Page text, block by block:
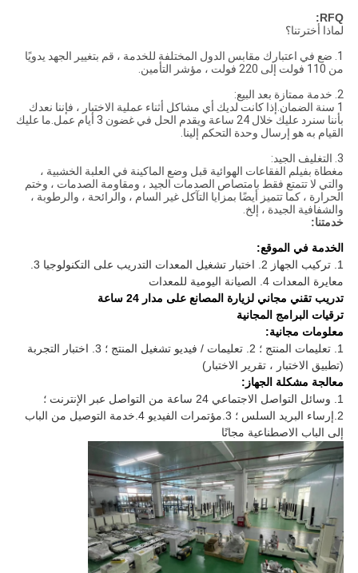
RFQ:
لماذا أخترتنا؟
1. ضع في اعتبارك مقابس الدول المختلفة للخدمة ، قم بتغيير الجهد يدويًا
من 110 فولت إلى 220 فولت ، مؤشر التأمين.
2. خدمة ممتازة بعد البيع:
1 سنة الضمان.إذا كانت لديك أي مشاكل أثناء عملية الاختبار ، فإننا نعدك
بأننا سنرد عليك خلال 24 ساعة ويقدم الحل في غضون 3 أيام عمل.ما عليك
القيام به هو إرسال وحدة التحكم إلينا.
3. التغليف الجيد:
مغطاة بفيلم الفقاعات الهوائية قبل وضع الماكينة في العلبة الخشبية ،
والتي لا تتمتع فقط بامتصاص الصدمات الجيد ، ومقاومة الصدمات ، وختم
الحرارة ، كما تتميز أيضًا بمزايا التآكل غير السام ، والرائحة ، والرطوبة ،
والشفافية الجيدة ، إلخ.
خدمتنا:
الخدمة في الموقع:
1. تركيب الجهاز 2. اختبار تشغيل المعدات التدريب على التكنولوجيا 3.
معايرة المعدات 4. الصيانة اليومية للمعدات
تدريب تقني مجاني لزيارة المصانع على مدار 24 ساعة
ترقيات البرامج المجانية
معلومات مجانية:
1. تعليمات المنتج ؛ 2. تعليمات / فيديو تشغيل المنتج ؛ 3. اختبار التجربة
(تطبيق الاختبار ، تقرير الاختبار)
معالجة مشكلة الجهاز:
1. وسائل التواصل الاجتماعي 24 ساعة من التواصل عبر الإنترنت ؛
2.إرساء البريد السلس ؛ 3.مؤتمرات الفيديو 4.خدمة التوصيل من الباب
إلى الباب الاصطناعية مجانًا